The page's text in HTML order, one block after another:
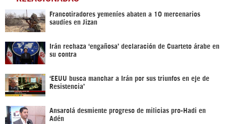
Francotiradores yemeníes abaten a 10 mercenarios
saudíes en Jizan
Irán rechaza ‘engañosa’ declaración de Cuarteto árabe en
su contra
‘EEUU busca manchar a Irán por sus triunfos en eje de
Resistencia’
Ansarolá desmiente progreso de milicias pro-Hadi en
Adén